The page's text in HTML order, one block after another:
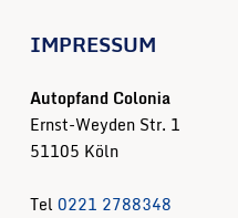
IMPRESSUM
Autopfand Colonia
Ernst-Weyden Str. 1
51105 Köln
Tel 0221 2788348